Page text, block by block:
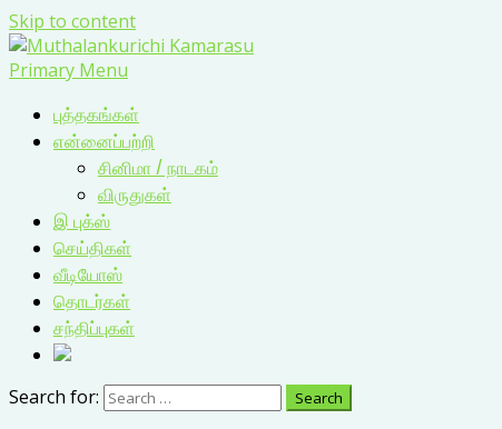
Skip to content
Primary Menu
புத்தகங்கள்
என்னைப்பற்றி
சினிமா / நாடகம்
விருதுகள்
இ புக்ஸ்
செய்திகள்
வீடியோஸ்
தொடர்கள்
சந்திப்புகள்
Search for: